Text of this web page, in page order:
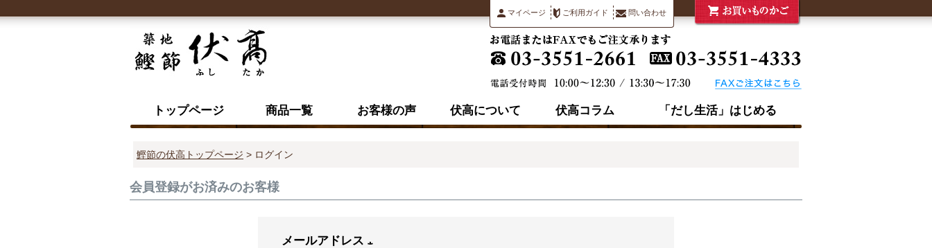
マイページ ご利用ガイド 問い合わせ
トップページ 商品一覧 お客様の声 伏高について 伏高コラム 「だし生活」はじめる
鰹節の伏高トップページ ログイン
会員登録がお済みのお客様
メールアドレス